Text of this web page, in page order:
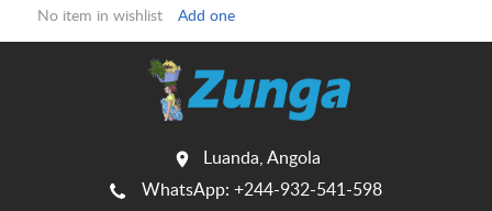
No item in wishlist Add one
Luanda, Angola
WhatsApp: +244-932-541-598